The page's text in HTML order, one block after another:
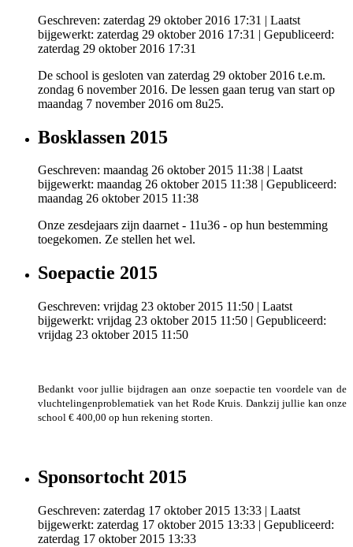
Geschreven: zaterdag 29 oktober 2016 17:31 | Laatst
bijgewerkt: zaterdag 29 oktober 2016 17:31 | Gepubliceerd:
zaterdag 29 oktober 2016 17:31
De school is gesloten van zaterdag 29 oktober 2016 t.e.m.
zondag 6 november 2016. De lessen gaan terug van start op
maandag 7 november 2016 om 8u25.
Bosklassen 2015
Geschreven: maandag 26 oktober 2015 11:38
Laatst
bijgewerkt: maandag 26 oktober 2015 11:38
Gepubliceerd:
maandag 26 oktober 2015 11:38
Onze zesdejaars zijn daarnet - 11u36 - op hun bestemming
toegekomen. Ze stellen het wel.
Soepactie 2015
Geschreven: vrijdag 23 oktober 2015 11:50 | Laatst
bijgewerkt: vrijdag 23 oktober 2015 11:50 | Gepubliceerd:
vrijdag 23 oktober 2015 11:50
Bedankt voor jullie bijdragen aan onze soepactie ten voordele van de
vluchtelingenproblematiek van het Rode Kruis. Dankzij jullie kan onze
school € 400,00 op hun rekening storten.
Sponsortocht 2015
Geschreven: zaterdag 17 oktober 2015 13:33 | Laatst
bijgewerkt: zaterdag 17 oktober 2015 13:33 | Gepubliceerd:
zaterdag 17 oktober 2015 13:33